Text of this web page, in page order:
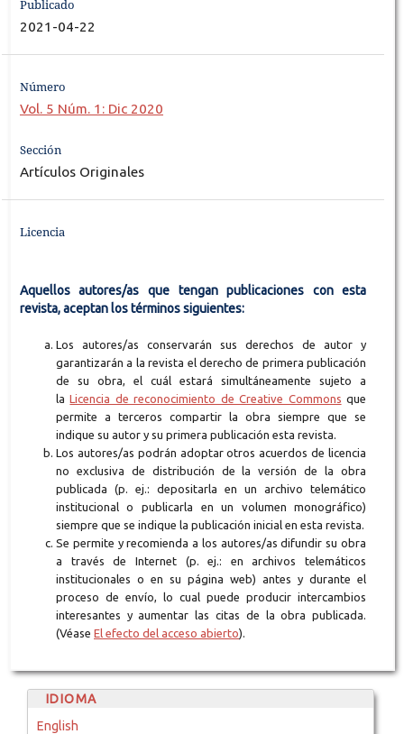
Publicado
2021-04-22
Número
Vol. 5 Núm. 1: Dic 2020
Sección
Artículos Originales
Licencia
Aquellos autores/as que tengan publicaciones con esta
revista, aceptan los términos siguientes:
Los autores/as conservarán sus derechos de autor y
garantizarán a la revista el derecho de primera publicación
de su obra, el cuál estará simultáneamente sujeto a
laLicencia de reconocimiento de Creative Commons que
permite a terceros compartir la obra siempre que se
indique su autor y su primera publicación esta revista.
Los autores/as podrán adoptar otros acuerdos de licencia
no exclusiva de distribución de la versión de la obra
publicada (p. ej.: depositarla en un archivo telemático
institucional o publicarla en un volumen monográfico)
siempre que se indique la publicación inicial en esta revista.
Se permite y recomienda a los autores/as difundir su obra
a través de Internet (p. ej.: en archivos telemáticos
institucionales o en su página web) antes y durante el
proceso de envío, lo cual puede producir intercambios
interesantes y aumentar las citas de la obra publicada.
(Véase El efecto del acceso abierto).
IDIOMA
English